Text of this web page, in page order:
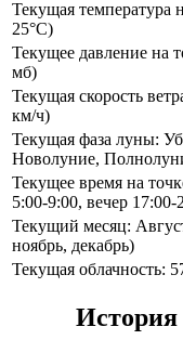
Текущая температура
25°C)
Текущее давление на
мб)
Текущая скорость
км/ч)
Текущая фаза луны:
Новолуние,
Текущее время на
5:00-9:00, вечер 17:00-
Текущий месяц:
ноябрь, декабрь)
Текущая облачность:
История